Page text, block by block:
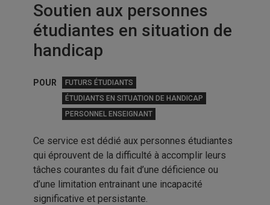
Soutien aux personnes
étudiantes en situation de
handicap
POUR
FUTURS ÉTUDIANTS
ÉTUDIANTS EN SITUATION DE HANDICAP
PERSONNEL ENSEIGNANT
Ce service est dédié aux personnes étudiantes
qui éprouvent de la difficulté à accomplir leurs
tâches courantes du fait d’une déficience ou
d’une limitation entrainant une incapacité
significative et persistante.